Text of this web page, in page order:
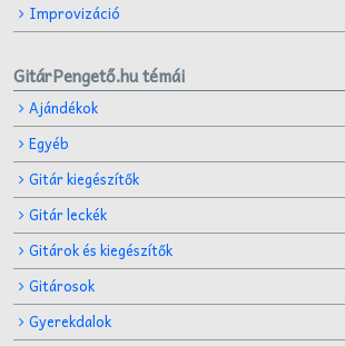
Improvizáció
GitárPengető.hu témái
Ajándékok
Egyéb
Gitár kiegészítők
Gitár leckék
Gitárok és kiegészítők
Gitárosok
Gyerekdalok